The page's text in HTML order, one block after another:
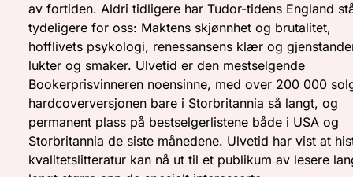
av fortiden. Aldri tidligere har Tudor-tidens England
tydeligere for oss: Maktens skjønnhet og brutalitet,
hofflivets psykologi, renessansens klær og
lukter og smaker. Ulvetid er den mestselgende
Bookerprisvinneren noensinne, med over 200 000
hardcoverversjonen bare i Storbritannia så langt, og
permanent plass på bestselgerlistene både i USA og
Storbritannia de siste månedene. Ulvetid har vist at
kvalitetslitteratur kan nå ut til et publikum av lesere